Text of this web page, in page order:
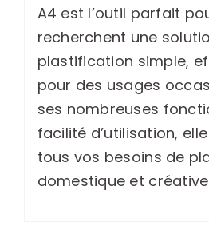
A4 est l’outil parfait
recherchent une
plastification simple,
pour des usages
ses nombreuses
facilité d’utilisation,
tous vos besoins de
domestique et